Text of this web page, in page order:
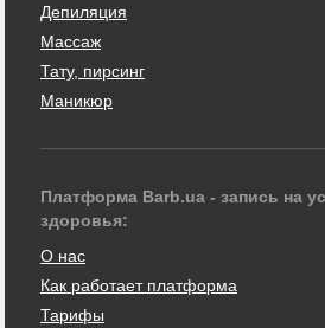
Депиляция
Массаж
Тату, пирсинг
Маникюр
Платформа Barb.ua - запись на
здоровья:
О нас
Как работает платформа
Тарифы